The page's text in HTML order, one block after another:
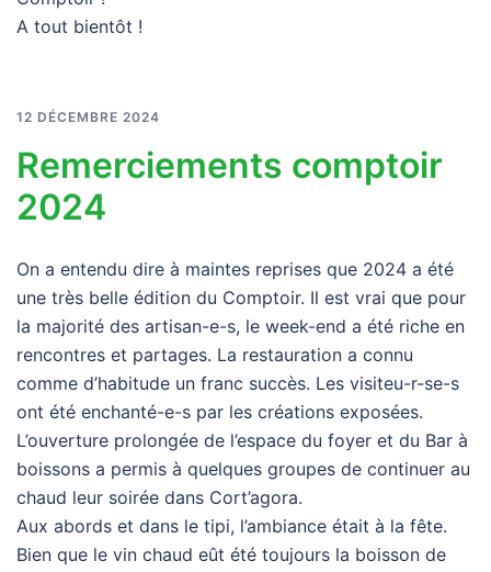
A tout bientôt !
12 DÉCEMBRE 2024
Remerciements comptoir
2024
On a entendu dire à maintes reprises que 2024 a été
une très belle édition du Comptoir. Il est vrai que pour
la majorité des artisan-e-s, le week-end a été riche en
rencontres et partages. La restauration a connu
comme d’habitude un franc succès. Les visiteu-r-se-s
ont été enchanté-e-s par les créations exposées.
L’ouverture prolongée de l’espace du foyer et du Bar à
boissons a permis à quelques groupes de continuer au
chaud leur soirée dans Cort’agora.
Aux abords et dans le tipi, l’ambiance était à la fête.
Bien que le vin chaud eût été toujours la boisson de